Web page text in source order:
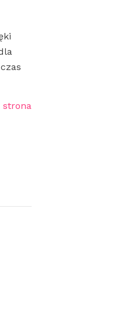
strona